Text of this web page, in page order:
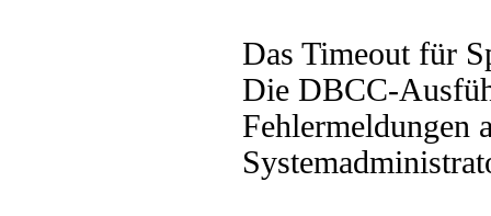
Das Timeout für
Die DBCC-
Fehlermeldungen